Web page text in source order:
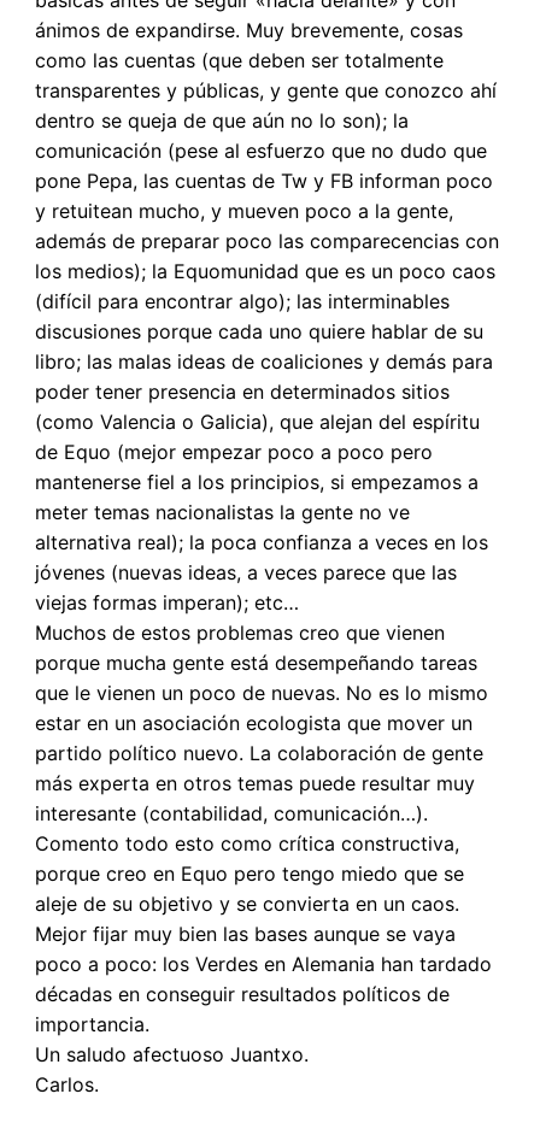
ánimos de expandirse. Muy brevemente, cosas
como las cuentas (que deben ser totalmente
transparentes y públicas, y gente que conozco ahí
dentro se queja de que aún no lo son); la
comunicación (pese al esfuerzo que no dudo que
pone Pepa, las cuentas de Tw y FB informan poco
y retuitean mucho, y mueven poco a la gente,
además de preparar poco las comparecencias con
los medios); la Equomunidad que es un poco caos
(difícil para encontrar algo); las interminables
discusiones porque cada uno quiere hablar de su
libro; las malas ideas de coaliciones y demás para
poder tener presencia en determinados sitios
(como Valencia o Galicia), que alejan del espíritu
de Equo (mejor empezar poco a poco pero
mantenerse fiel a los principios, si empezamos a
meter temas nacionalistas la gente no ve
alternativa real); la poca confianza a veces en los
jóvenes (nuevas ideas, a veces parece que las
viejas formas imperan); etc…
Muchos de estos problemas creo que vienen
porque mucha gente está desempeñando tareas
que le vienen un poco de nuevas. No es lo mismo
estar en un asociación ecologista que mover un
partido político nuevo. La colaboración de gente
más experta en otros temas puede resultar muy
interesante (contabilidad, comunicación…).
Comento todo esto como crítica constructiva,
porque creo en Equo pero tengo miedo que se
aleje de su objetivo y se convierta en un caos.
Mejor fijar muy bien las bases aunque se vaya
poco a poco: los Verdes en Alemania han tardado
décadas en conseguir resultados políticos de
importancia.
Un saludo afectuoso Juantxo.
Carlos.